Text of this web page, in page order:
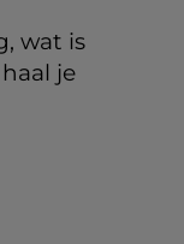
wat is
je